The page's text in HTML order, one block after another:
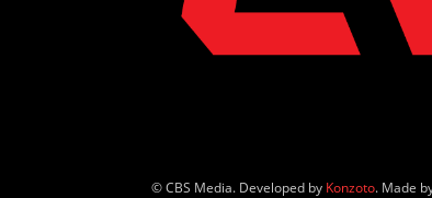
© CBS Media. Developed by Konzoto. Made